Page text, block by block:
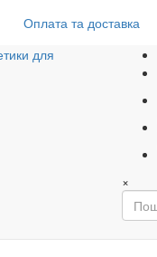
Оплата та доставка
×